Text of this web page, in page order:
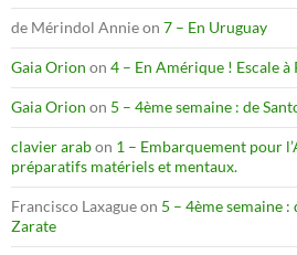
de Mérindol Annieon 7 – En Uruguay
Gaia Orion on 4 – En Amérique ! Escale à
Gaia Orion on 5 – 4ème semaine : de
clavier arabon 1 – Embarquement pour
préparatifs matériels et mentaux.
Francisco Laxagueon 5 – 4ème semaine :
Zarate